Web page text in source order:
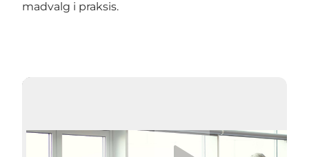
madvalg i praksis.
Afspil video